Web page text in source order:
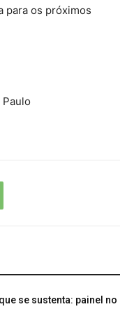
para os próximos
se sustenta: painel no